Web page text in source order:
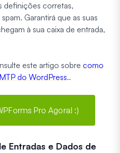
definições corretas,
Garantirá que as suas
à sua caixa de entrada,
este artigo sobre como
do WordPress..
Pro Agora! :)
Entradas e Dados de